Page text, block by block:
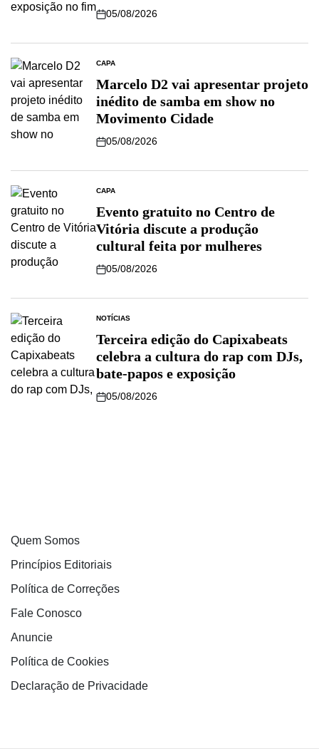
05/08/2026
CAPA
Marcelo D2 vai apresentar projeto
inédito de samba em show no
Movimento Cidade
05/08/2026
CAPA
Evento gratuito no Centro de
Vitória discute a produção
cultural feita por mulheres
05/08/2026
NOTÍCIAS
Terceira edição do Capixabeats
celebra a cultura do rap com DJs,
bate-papos e exposição
05/08/2026
Quem Somos
Princípios Editoriais
Política de Correções
Fale Conosco
Anuncie
Política de Cookies
Declaração de Privacidade